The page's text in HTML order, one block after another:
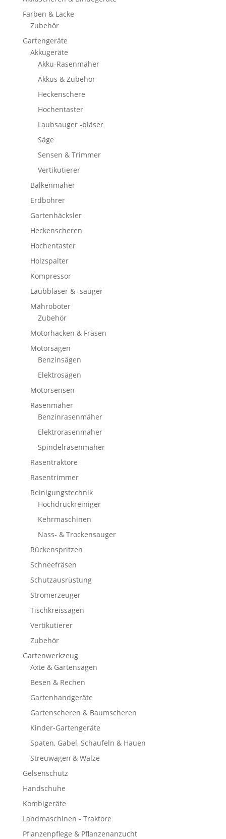
Farben & Lacke
Zubehör
Gartengeräte
Akkugeräte
Akku-Rasenmäher
Akkus & Zubehör
Heckenschere
Hochentaster
Laubsauger -bläser
Säge
Sensen & Trimmer
Vertikutierer
Balkenmäher
Erdbohrer
Gartenhäcksler
Heckenscheren
Hochentaster
Holzspalter
Kompressor
Laubbläser & -sauger
Mähroboter
Zubehör
Motorhacken & Fräsen
Motorsägen
Benzinsägen
Elektrosägen
Motorsensen
Rasenmäher
Benzinrasenmäher
Elektrorasenmäher
Spindelrasenmäher
Rasentraktore
Rasentrimmer
Reinigungstechnik
Hochdruckreiniger
Kehrmaschinen
Nass- & Trockensauger
Rückenspritzen
Schneefräsen
Schutzausrüstung
Stromerzeuger
Tischkreissägen
Vertikutierer
Zubehör
Gartenwerkzeug
Äxte & Gartensägen
Besen & Rechen
Gartenhandgeräte
Gartenscheren & Baumscheren
Kinder-Gartengeräte
Spaten, Gabel, Schaufeln & Hauen
Streuwagen & Walze
Gelsenschutz
Handschuhe
Kombigeräte
Landmaschinen - Traktore
Pflanzenpflege & Pflanzenanzucht